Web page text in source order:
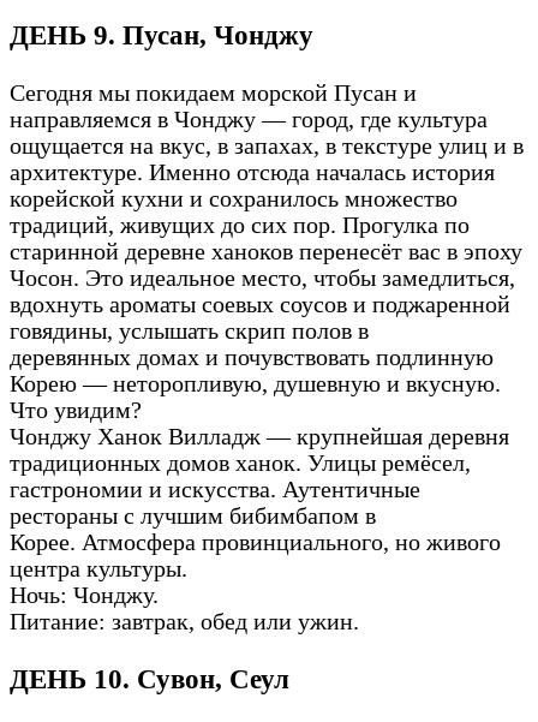
ДЕНЬ 9. Пусан, Чонджу
Сегодня мы покидаем морской Пусан и
направляемся в Чонджу — город, где культура
ощущается на вкус, в запахах, в текстуре улиц и в
архитектуре. Именно отсюда началась история
корейской кухни и сохранилось множество
традиций, живущих до сих пор. Прогулка по
старинной деревне ханоков перенесёт вас в эпоху
Чосон. Это идеальное место, чтобы замедлиться,
вдохнуть ароматы соевых соусов и поджаренной
говядины, услышать скрип полов в
деревянных домах и почувствовать подлинную
Корею — неторопливую, душевную и вкусную.
Что увидим?
Чонджу Ханок Вилладж — крупнейшая деревня
традиционных домов ханок. Улицы ремёсел,
гастрономии и искусства. Аутентичные
рестораны с лучшим бибимбапом в
Корее. Атмосфера провинциального, но живого
центра культуры.
Ночь: Чонджу.
Питание: завтрак, обед или ужин.
ДЕНЬ 10. Сувон, Сеул